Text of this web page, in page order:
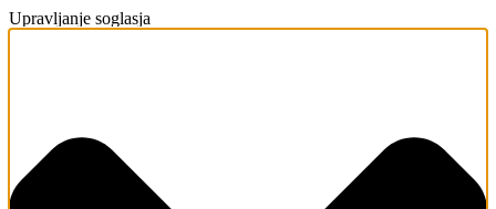
Upravljanje soglasja